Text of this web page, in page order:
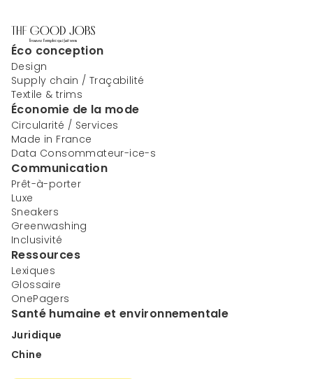
Éco conception
Design
Supply chain / Traçabilité
Textile & trims
Économie de la mode
Circularité / Services
Made in France
Data Consommateur-ice-s
Communication
Prêt-à-porter
Luxe
Sneakers
Greenwashing
Inclusivité
Ressources
Lexiques
Glossaire
OnePagers
Santé humaine et environnementale
Juridique
Chine